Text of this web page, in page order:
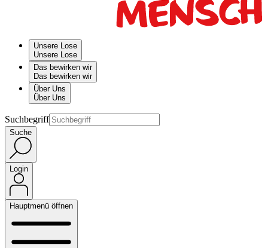
Unsere Lose
Unsere Lose
Das bewirken wir
Das bewirken wir
Über Uns
Über Uns
Suchbegriff
Suche
Login
Hauptmenü öffnen